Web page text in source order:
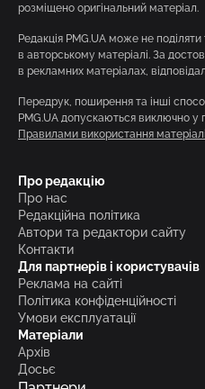
розміщено оригінальний матеріал.
Редакція PMG.UA може не
в авторському матеріалі. За
в рекламних матеріалах,
Передрук, поширення та інші
PMG.UA допускаються виключно у
Правилами використання
Про редакцію
Про нас
Редакційна політика
Автори та редактори сайту
Контакти
Для партнерів і користувачів
Реклама на сайті
Політика конфіденційності
Умови експлуатації
Матеріали
Архів
Досьє